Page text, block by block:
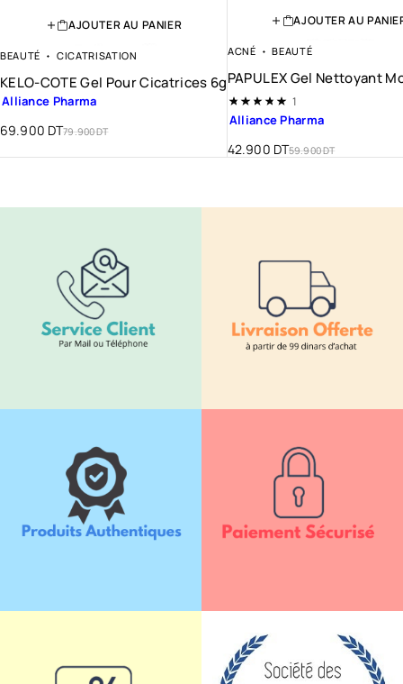
AJOUTER AU PANIER
BEAUTÉ CICATRISATION
KELO-COTE Gel Pour Cicatrices 6g
Alliance Pharma
79.900DT
69.900 DT
AJOUTER AU
ACNÉ BEAUTÉ
PAPULEX Gel Nettoyant
Note
1
Alliance Pharma
59.900DT
42.900 DT